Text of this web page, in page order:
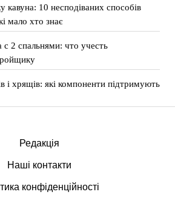
кавуна: 10 несподіваних способів
мало хто знає
2 спальнями: что учесть
і хрящів: які компоненти підтримують
Редакція
Наші контакти
конфіденційності